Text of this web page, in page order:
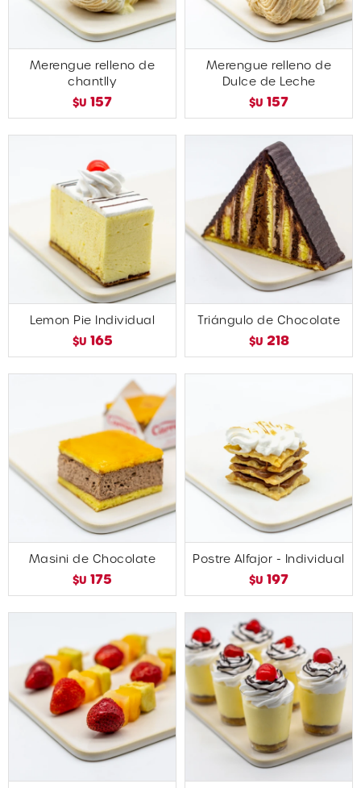
Merengue relleno de
chantlly
$U 157
Merengue relleno de
Dulce de Leche
$U 157
Lemon Pie Individual
$U 165
Triángulo de Chocolate
$U 218
Masini de Chocolate
$U 175
Postre Alfajor - Individual
$U 197